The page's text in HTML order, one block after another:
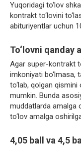
Yuqoridagi to‘lov
kontrakt to‘lovini
abituriyentlar uchun
To‘lovni qanday
Agar super-kontrakt
imkoniyati bo‘lmasa,
to‘lab, qolgan qismini
mumkin. Bunda
muddatlarda amalga
to‘lov amalga
4,05 ball va 4,5